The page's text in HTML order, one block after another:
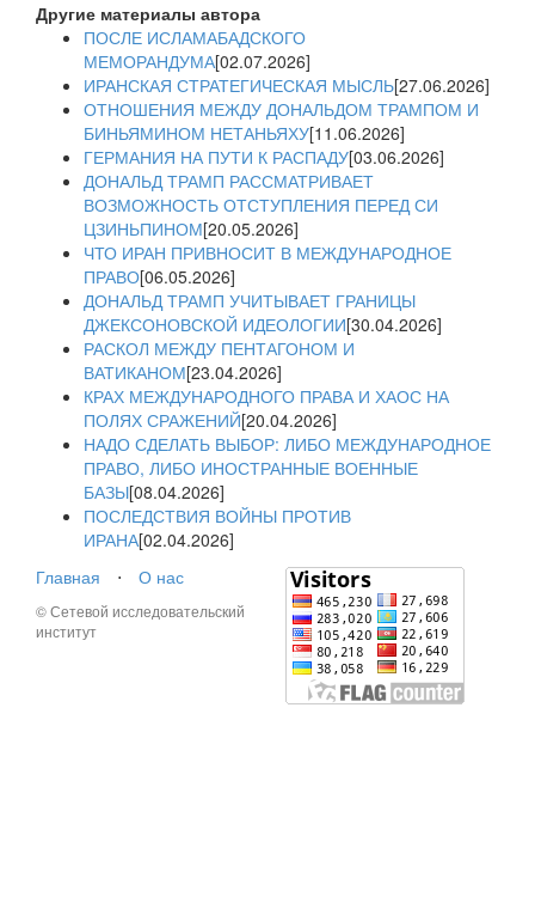
Другие материалы автора
ПОСЛЕ ИСЛАМАБАДСКОГО
МЕМОРАНДУМА[02.07.2026]
ИРАНСКАЯ СТРАТЕГИЧЕСКАЯ МЫСЛЬ[27.06.2026]
ОТНОШЕНИЯ МЕЖДУ ДОНАЛЬДОМ ТРАМПОМ И
БИНЬЯМИНОМ НЕТАНЬЯХУ[11.06.2026]
ГЕРМАНИЯ НА ПУТИ К РАСПАДУ[03.06.2026]
ДОНАЛЬД ТРАМП РАССМАТРИВАЕТ
ВОЗМОЖНОСТЬ ОТСТУПЛЕНИЯ ПЕРЕД СИ
ЦЗИНЬПИНОМ[20.05.2026]
ЧТО ИРАН ПРИВНОСИТ В МЕЖДУНАРОДНОЕ
ПРАВО[06.05.2026]
ДОНАЛЬД ТРАМП УЧИТЫВАЕТ ГРАНИЦЫ
ДЖЕКСОНОВСКОЙ ИДЕОЛОГИИ[30.04.2026]
РАСКОЛ МЕЖДУ ПЕНТАГОНОМ И
ВАТИКАНОМ[23.04.2026]
КРАХ МЕЖДУНАРОДНОГО ПРАВА И ХАОС НА
ПОЛЯХ СРАЖЕНИЙ[20.04.2026]
НАДО СДЕЛАТЬ ВЫБОР: ЛИБО МЕЖДУНАРОДНОЕ
ПРАВО, ЛИБО ИНОСТРАННЫЕ ВОЕННЫЕ
БАЗЫ[08.04.2026]
ПОСЛЕДСТВИЯ ВОЙНЫ ПРОТИВ
ИРАНА[02.04.2026]
Главная
⋅ О нас
© Сетевой исследовательский
институт